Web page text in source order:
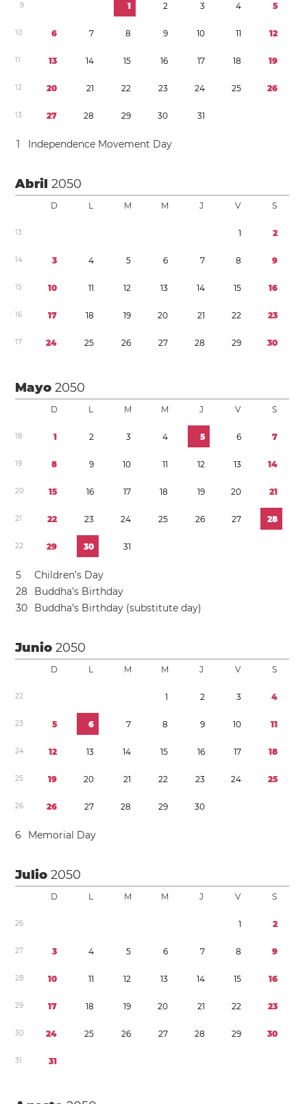
9 1 2 3 4 5
10 6 7 8 9 10 11 12
11 13 14 15 16 17 18 19
12 20 21 22 23 24 25 26
13 27 28 29 30 31
1 Independence Movement Day
Abril2050
D L M M J V S
13 1 2
14 3 4 5 6 7 8 9
15 10 11 12 13 14 15 16
16 17 18 19 20 21 22 23
17 24 25 26 27 28 29 30
Mayo2050
D L M M J V S
18 1 2 3 4 5 6 7
19 8 9 10 11 12 13 14
20 15 16 17 18 19 20 21
21 22 23 24 25 26 27 28
22 29 30 31
5
Children’s Day
28
Buddha’s Birthday
30 Buddha’s Birthday (substitute day)
Junio2050
D L M M J V S
22 1 2 3 4
23 5 6 7 8 9 10 11
24 12 13 14 15 16 17 18
25 19 20 21 22 23 24 25
26 26 27 28 29 30
6 Memorial Day
Julio2050
D L M M J V S
26 1 2
27 3 4 5 6 7 8 9
28 10 11 12 13 14 15 16
29 17 18 19 20 21 22 23
30 24 25 26 27 28 29 30
31 31